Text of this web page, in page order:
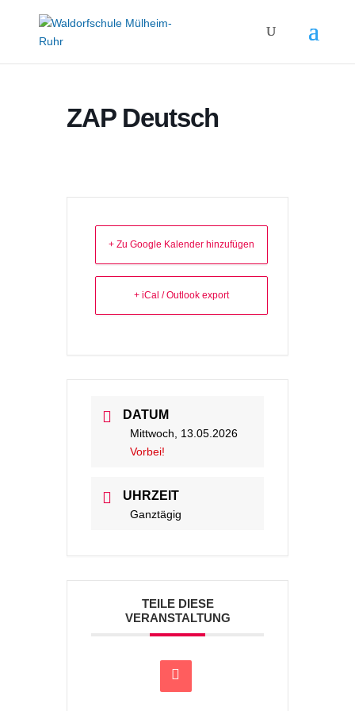
ZAP Deutsch
+ Zu Google Kalender hinzufügen
+ iCal / Outlook export
DATUM
Mittwoch, 13.05.2026
Vorbei!
UHRZEIT
Ganztägig
TEILE DIESE
VERANSTALTUNG